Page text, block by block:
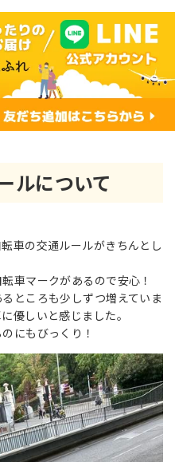
ルについて
車の交通ルールがきちんとし
車マークがあるので安心！
ところも少しずつ増えていま
優しいと感じました。
にもびっくり！